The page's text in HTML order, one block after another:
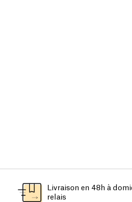
Livraison en 48h à
relais